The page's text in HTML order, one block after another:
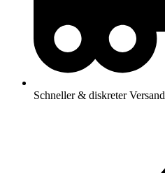
Schneller & diskreter Versand